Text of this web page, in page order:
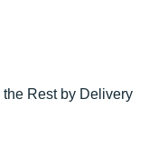
Rest by Delivery